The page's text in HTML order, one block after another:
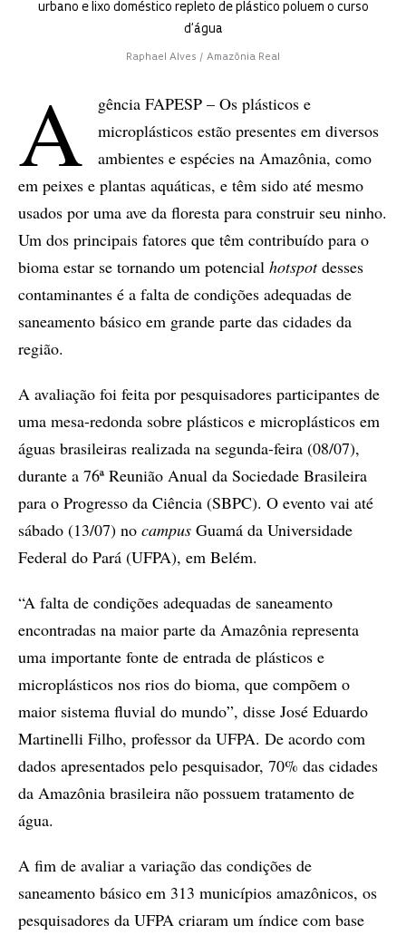
urbano e lixo doméstico repleto de plástico poluem o curso
d’água
Raphael Alves / Amazônia Real
A
gência FAPESP – Os plásticos e
microplásticos estão presentes em diversos
ambientes e espécies na Amazônia, como
em peixes e plantas aquáticas, e têm sido até mesmo
usados por uma ave da floresta para construir seu ninho.
Um dos principais fatores que têm contribuído para o
bioma estar se tornando um potencial hotspotdesses
contaminantes é a falta de condições adequadas de
saneamento básico em grande parte das cidades da
região.
A avaliação foi feita por pesquisadores participantes de
uma mesa-redonda sobre plásticos e microplásticos em
águas brasileiras realizada na segunda-feira (08/07),
durante a 76ª Reunião Anual da Sociedade Brasileira
para o Progresso da Ciência (SBPC). O evento vai até
sábado (13/07) no campus Guamá da Universidade
Federal do Pará (UFPA), em Belém.
“A falta de condições adequadas de saneamento
encontradas na maior parte da Amazônia representa
uma importante fonte de entrada de plásticos e
microplásticos nos rios do bioma, que compõem o
maior sistema fluvial do mundo”, disse José Eduardo
Martinelli Filho, professor da UFPA. De acordo com
dados apresentados pelo pesquisador, 70% das cidades
da Amazônia brasileira não possuem tratamento de
água.
A fim de avaliar a variação das condições de
saneamento básico em 313 municípios amazônicos, os
pesquisadores da UFPA criaram um índice com base